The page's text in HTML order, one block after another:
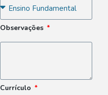
Observações
Currículo